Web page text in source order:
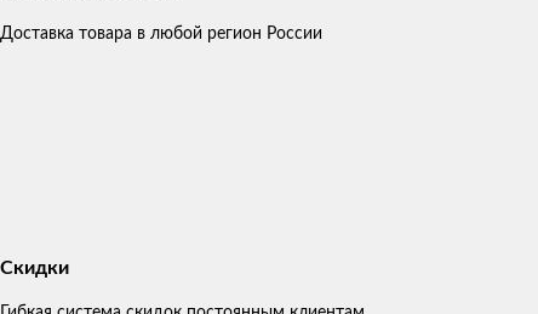
Доставка товара в любой регион России
Скидки